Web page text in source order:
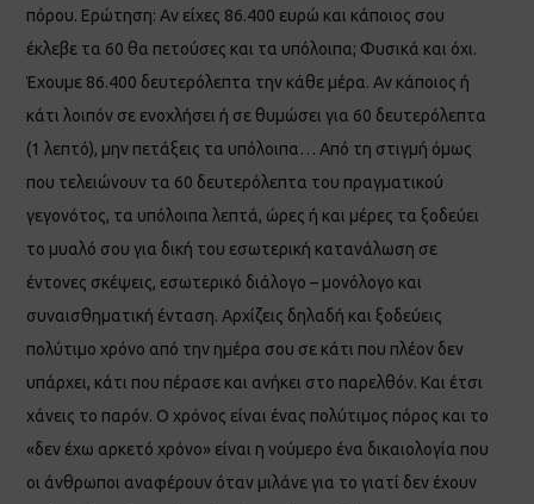
πόρου. Ερώτηση: Αν είχες 86.400 ευρώ και κάποιος σου
έκλεβε τα 60 θα πετούσες και τα υπόλοιπα; Φυσικά και όχι.
Έχουμε 86.400 δευτερόλεπτα την κάθε μέρα. Αν κάποιος ή
κάτι λοιπόν σε ενοχλήσει ή σε θυμώσει για 60 δευτερόλεπτα
(1 λεπτό), μην πετάξεις τα υπόλοιπα… Από τη στιγμή όμως
που τελειώνουν τα 60 δευτερόλεπτα του πραγματικού
γεγονότος, τα υπόλοιπα λεπτά, ώρες ή και μέρες τα ξοδεύει
το μυαλό σου για δική του εσωτερική κατανάλωση σε
έντονες σκέψεις, εσωτερικό διάλογο – μονόλογο και
συναισθηματική ένταση. Αρχίζεις δηλαδή και ξοδεύεις
πολύτιμο χρόνο από την ημέρα σου σε κάτι που πλέον δεν
υπάρχει, κάτι που πέρασε και ανήκει στο παρελθόν. Και έτσι
χάνεις το παρόν. Ο χρόνος είναι ένας πολύτιμος πόρος και το
«δεν έχω αρκετό χρόνο» είναι η νούμερο ένα δικαιολογία που
οι άνθρωποι αναφέρουν όταν μιλάνε για το γιατί δεν έχουν